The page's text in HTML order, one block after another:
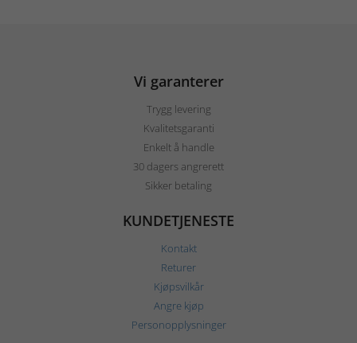
Vi garanterer
Trygg levering
Kvalitetsgaranti
Enkelt å handle
30 dagers angrerett
Sikker betaling
KUNDETJENESTE
Kontakt
Returer
Kjøpsvilkår
Angre kjøp
Personopplysninger